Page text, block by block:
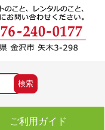
ご利用ガイド